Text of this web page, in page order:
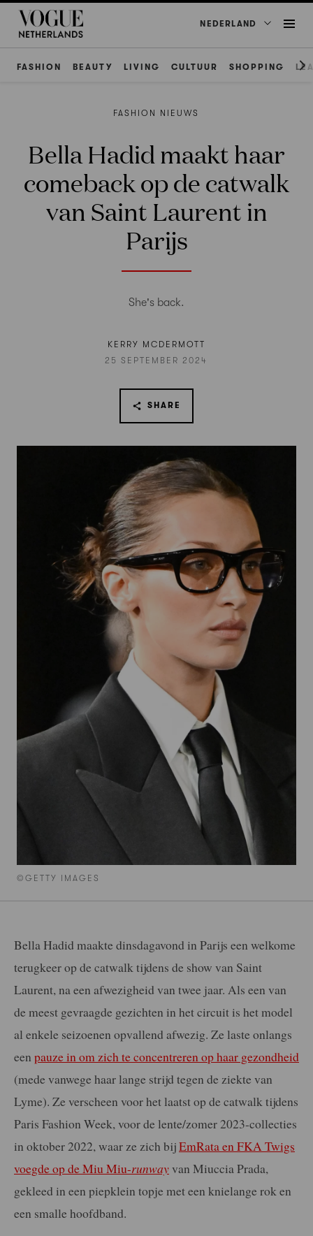
NEDERLAND
FASHION BEAUTY LIVING CULTUUR SHOPPING
©GETTY IMAGES
FASHION NIEUWS
Bella Hadid maakt haar
comeback op de catwalk
van Saint Laurent in
Parijs
She's back.
KERRY MCDERMOTT
25 SEPTEMBER 2024
SHARE
Bella Hadid maakte dinsdagavond in Parijs een welkome
terugkeer op de catwalk tijdens de show van Saint
Laurent, na een afwezigheid van twee jaar. Als een van
de meest gevraagde gezichten in het circuit is het model
al enkele seizoenen opvallend afwezig. Ze laste onlangs
een pauze in om zich te concentreren op haar gezondheid
(mede vanwege haar lange strijd tegen de ziekte van
Lyme). Ze verscheen voor het laatst op de catwalk tijdens
Paris Fashion Week, voor de lente/zomer 2023-collecties
in oktober 2022, waar ze zich bijEmRata en FKA Twigs
voegde op de Miu Miu-runwayvan Miuccia Prada,
gekleed in een piepklein topje met een knielange rok en
een smalle hoofdband.